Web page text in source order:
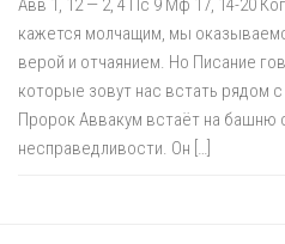
Авв 1, 12 — 2, 4 Пс 9 Мф 17, 14-20
кажется молчащим, мы
верой и отчаянием. Но Писание
которые зовут нас встать рядом
Пророк Аввакум встаёт на башню
несправедливости. Он […]